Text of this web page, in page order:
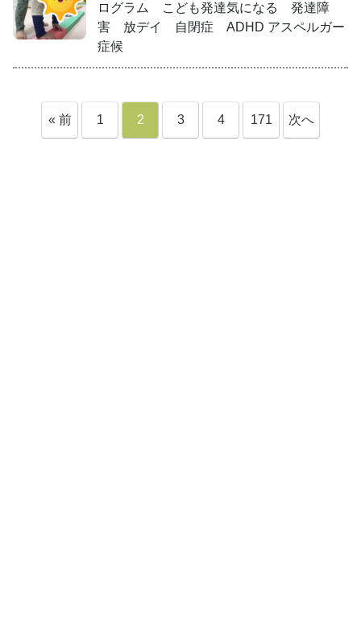
ログラム こども発達気になる 発達障
害 放デイ 自閉症 ADHD アスペルガー
症候
« 前 1 2 3 4 171 次へ